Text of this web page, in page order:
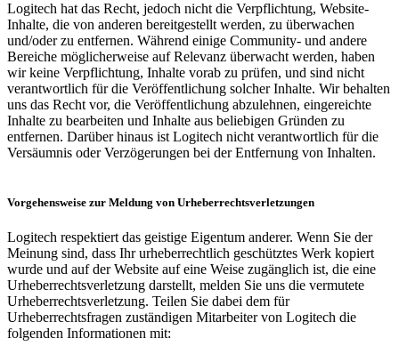
Logitech hat das Recht, jedoch nicht die Verpflichtung, Website-
Inhalte, die von anderen bereitgestellt werden, zu überwachen
und/oder zu entfernen. Während einige Community- und andere
Bereiche möglicherweise auf Relevanz überwacht werden, haben
wir keine Verpflichtung, Inhalte vorab zu prüfen, und sind nicht
verantwortlich für die Veröffentlichung solcher Inhalte. Wir behalten
uns das Recht vor, die Veröffentlichung abzulehnen, eingereichte
Inhalte zu bearbeiten und Inhalte aus beliebigen Gründen zu
entfernen. Darüber hinaus ist Logitech nicht verantwortlich für die
Versäumnis oder Verzögerungen bei der Entfernung von Inhalten.
Vorgehensweise zur Meldung von Urheberrechtsverletzungen
Logitech respektiert das geistige Eigentum anderer. Wenn Sie der
Meinung sind, dass Ihr urheberrechtlich geschütztes Werk kopiert
wurde und auf der Website auf eine Weise zugänglich ist, die eine
Urheberrechtsverletzung darstellt, melden Sie uns die vermutete
Urheberrechtsverletzung. Teilen Sie dabei dem für
Urheberrechtsfragen zuständigen Mitarbeiter von Logitech die
folgenden Informationen mit: